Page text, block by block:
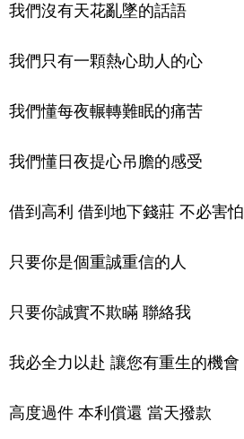
我們沒有天花亂墜的話語
我們只有一顆熱心助人的心
我們懂每夜輾轉難眠的痛苦
我們懂日夜提心吊膽的感受
借到高利 借到地下錢莊 不必害怕
只要你是個重誠重信的人
只要你誠實不欺瞞 聯絡我
我必全力以赴 讓您有重生的機會
高度過件 本利償還 當天撥款